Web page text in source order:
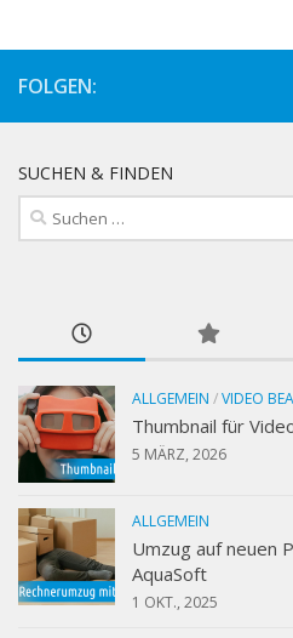
FOLGEN:
SUCHEN & FINDEN
Suchen
nach:
ALLGEMEIN /VIDEO
Thumbnail für
5 MÄRZ, 2026
ALLGEMEIN
Umzug auf neuen
AquaSoft
1 OKT., 2025